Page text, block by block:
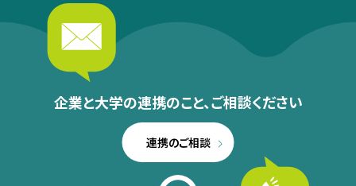
企業と大学の連携のこと、ご相談ください
連携のご相談